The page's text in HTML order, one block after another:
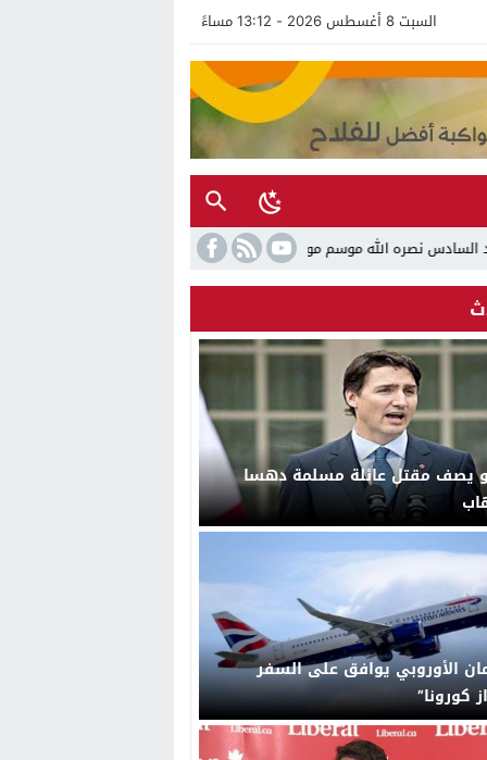
السبت 8 أغسطس 2026 - 13:12 مساءً
دورة جديدة تجمع بين الأصالة والتحديث والإشعاع الدولي
يصف مقتل عائلة مسلمة دهسا
الأوروبي يوافق على السفر
كورونا”